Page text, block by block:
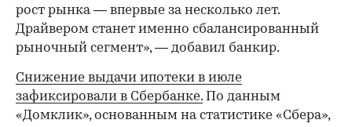
рост рынка — впервые за несколько лет.
Драйвером станет именно сбалансированный
рыночный сегмент», — добавил банкир.
Снижение выдачи ипотеки в июле
зафиксировали в Сбербанке. По данным
«Домклик», основанным на статистике «Сбера»,